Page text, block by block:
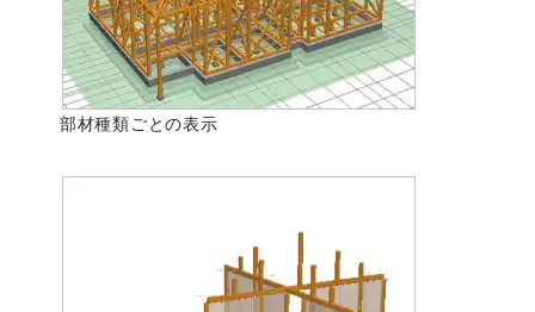
部材種類ごとの表示